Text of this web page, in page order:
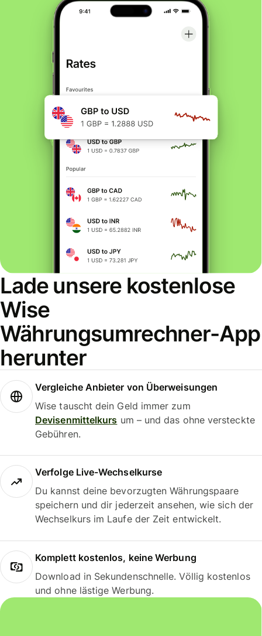
Lade unsere kostenlose
Wise
Währungsumrechner-App
herunter
Vergleiche Anbieter von Überweisungen
Wise tauscht dein Geld immer zum
Devisenmittelkurs um – und das ohne versteckte
Gebühren.
Verfolge Live-Wechselkurse
Du kannst deine bevorzugten Währungspaare
speichern und dir jederzeit ansehen, wie sich der
Wechselkurs im Laufe der Zeit entwickelt.
Komplett kostenlos, keine Werbung
Download in Sekundenschnelle. Völlig kostenlos
und ohne lästige Werbung.